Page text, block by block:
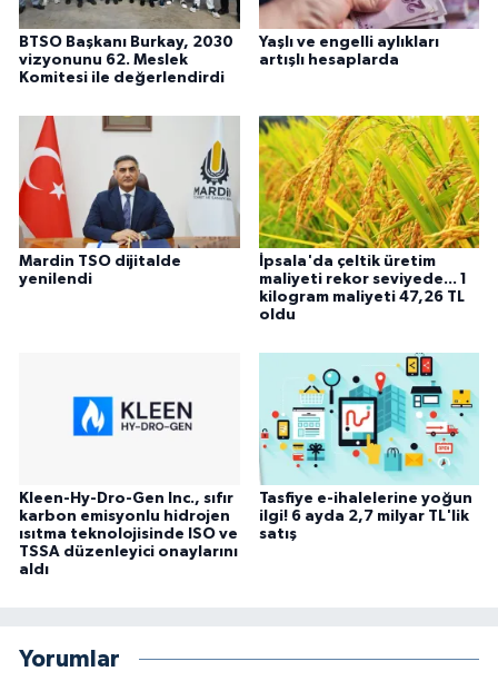
BTSO Başkanı Burkay, 2030
vizyonunu 62. Meslek
Komitesi ile değerlendirdi
Yaşlı ve engelli aylıkları
artışlı hesaplarda
Mardin TSO dijitalde
yenilendi
İpsala'da çeltik üretim
maliyeti rekor seviyede... 1
kilogram maliyeti 47,26 TL
oldu
Kleen-Hy-Dro-Gen Inc., sıfır
karbon emisyonlu hidrojen
ısıtma teknolojisinde ISO ve
TSSA düzenleyici onaylarını
aldı
Tasfiye e-ihalelerine yoğun
ilgi! 6 ayda 2,7 milyar TL'lik
satış
Yorumlar